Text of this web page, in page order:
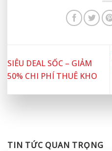
SIÊU DEAL SỐC – GIẢM
50% CHI PHÍ THUÊ KHO
TIN TỨC QUAN TRỌNG